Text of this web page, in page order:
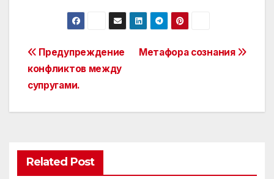
Post
navigation
Метафора сознания
Предупреждение
конфликтов между
супругами.
Related Post